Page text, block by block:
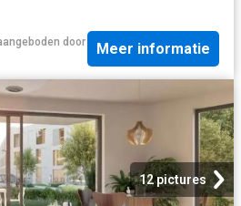
door
Meer informatie
12 pictures